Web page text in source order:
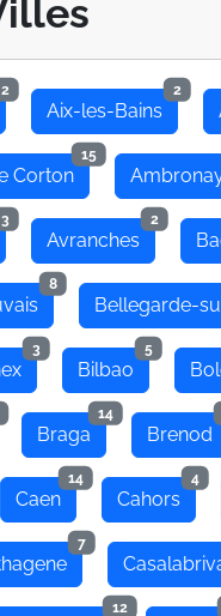
2
Aix-les-Bains
2
Corton
15
3
Avranches
2
8
Bellegarde-
3
Bilbao
5
Braga
14
Brenod
Caen
14
Cahors
4
7
12